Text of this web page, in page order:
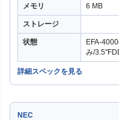
メモリ 6 MB
ストレージ
状態
EFA-
み/
詳細スペックを見る
NEC